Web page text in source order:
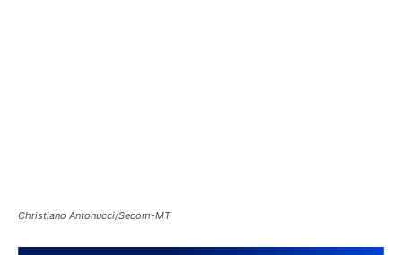
Christiano Antonucci/Secom-MT